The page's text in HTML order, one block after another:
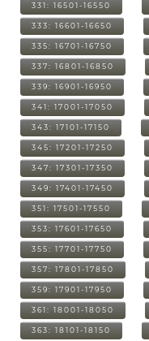
331: 16501-16550
333: 16601-16650
335: 16701-16750
337: 16801-16850
339: 16901-16950
341: 17001-17050
343: 17101-17150
345: 17201-17250
347: 17301-17350
349: 17401-17450
351: 17501-17550
353: 17601-17650
355: 17701-17750
357: 17801-17850
359: 17901-17950
361: 18001-18050
363: 18101-18150